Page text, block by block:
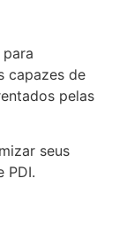
capazes de
pelas
seus
PDI.